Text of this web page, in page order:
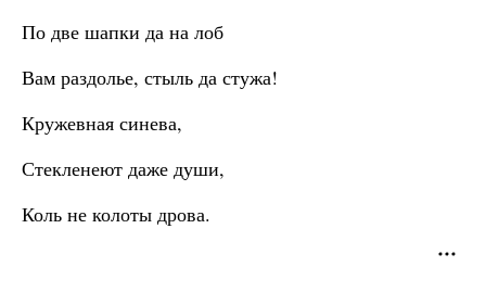
По две шапки да на лоб
Вам раздолье, стыль да стужа!
Кружевная синева,
Стекленеют даже души,
Коль не колоты дрова.